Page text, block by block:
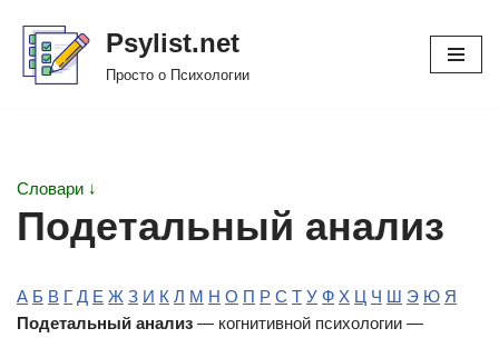
Перейти
Psylist.net
Просто о Психологии
Словари ↓
Подетальный анализ
А Б В Г Д Е Ж З И К Л М Н О П Р С Т У Ф Х Ц Ч Ш Э Ю Я
Подетальный анализ — когнитивной психологии —